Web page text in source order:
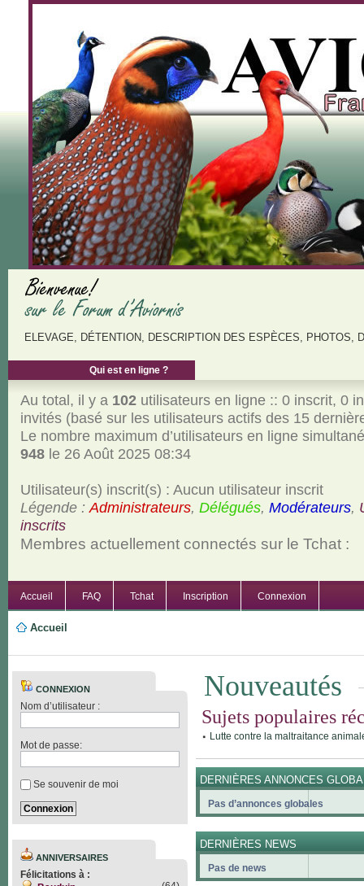
ELEVAGE, DÉTENTION, DESCRIPTION DES ESPÈCES, PHOTOS,
Qui est en ligne ?
Au total, il y a 102utilisateurs en ligne :: 0 inscrit, 0
invités (basé sur les utilisateurs actifs des 15
Le nombre maximum d’utilisateurs en ligne
948le 26 Août 2025 08:34
Utilisateur(s) inscrit(s) : Aucun utilisateur inscrit
Légende : Administrateurs, Délégués, Modérateurs,
inscrits
Membres actuellement connectés sur le Tchat :
Accueil FAQ Tchat Inscription Connexion
Accueil
CONNEXION
Nom d’utilisateur :
Mot de passe:
Se souvenir de moi
ANNIVERSAIRES
Félicitations à :
Nouveautés
Sujets populaires
Lutte contre la maltraitance
DERNIÈRES ANNONCES
Pas d’annonces globales
DERNIÈRES NEWS
Pas de news